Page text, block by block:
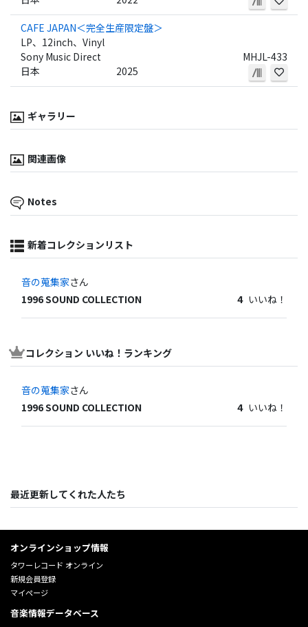
CAFE JAPAN＜完全生産限定盤＞
LP、12inch、Vinyl
Sony Music Direct
MHJL-433
日本
2025
ギャラリー
関連画像
Notes
新着コレクションリスト
音の蒐集家さん
1996 SOUND COLLECTION
4 いいね！
コレクション いいね！ランキング
音の蒐集家さん
1996 SOUND COLLECTION
4 いいね！
最近更新してくれた人たち
オンラインショップ情報
タワーレコード オンライン
新規会員登録
マイページ
音楽情報データベース